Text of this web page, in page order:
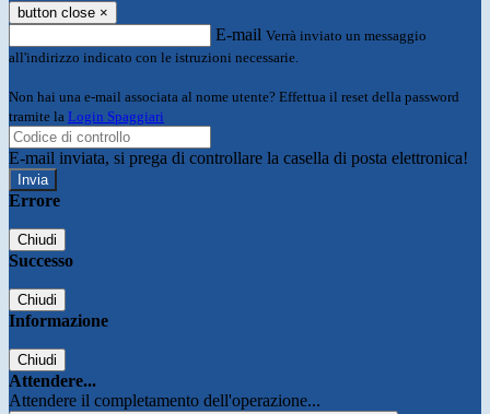
button close ×
E-mail Verrà inviato un messaggio
all'indirizzo indicato con le istruzioni necessarie.
Non hai una e-mail associata al nome utente? Effettua il reset della password
tramite la Login Spaggiari
E-mail inviata, si prega di controllare la casella di posta elettronica!
Errore
Chiudi
Successo
Chiudi
Informazione
Chiudi
Attendere...
Attendere il completamento dell'operazione...